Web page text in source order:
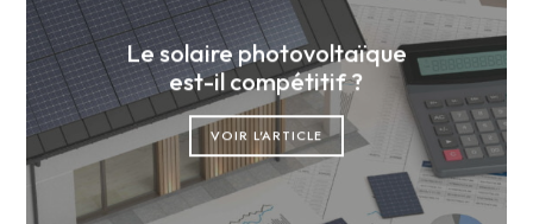
Le solaire photovoltaïque
est-il compétitif ?
VOIR L'ARTICLE